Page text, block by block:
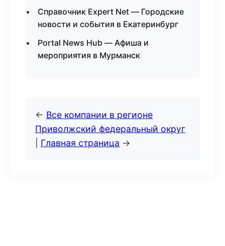
Справочник Expert Net — Городские
новости и события в Екатеринбург
Portal News Hub — Афиша и
мероприятия в Мурманск
← Все компании в регионе
Приволжский федеральный округ
Главная страница →